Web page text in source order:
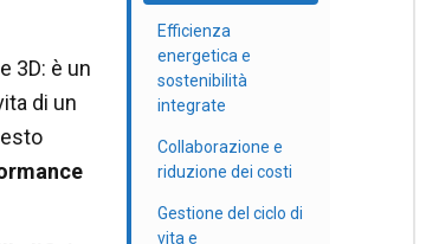
3D: è un
di un
Efficienza
energetica e
sostenibilità
integrate
Collaborazione e
riduzione dei costi
Gestione del ciclo di
vita e